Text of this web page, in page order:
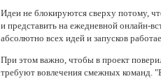
Идеи не блокируются сверху потому,
и представить на ежедневной онлайн-
абсолютно всех идей и запусков
При этом важно, чтобы в проект
требуют вовлечения смежных команд.